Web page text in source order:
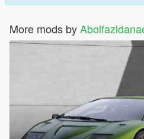
More mods by